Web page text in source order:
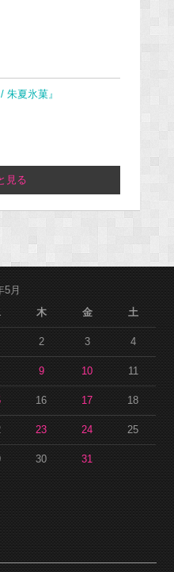
朱夏氷菓』
見る
5月
木 金 土
2 3 4
9 10 11
16 17 18
23 24 25
30 31